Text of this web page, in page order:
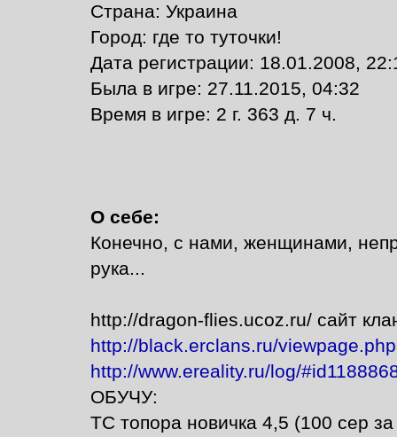
Страна: Украина
Город: где то туточки!
Дата регистрации: 18.01.2008,
Былa в игре: 27.11.2015, 04:32
Время в игре: 2 г. 363 д. 7 ч.
О себе:
Конечно, с нами, женщинами,
рука...
http://dragon-flies.ucoz.ru/ сайт
http://black.erclans.ru/
http://www.ereality.ru/log/
ОБУЧУ:
ТС топора новичка 4,5 (100 сер за